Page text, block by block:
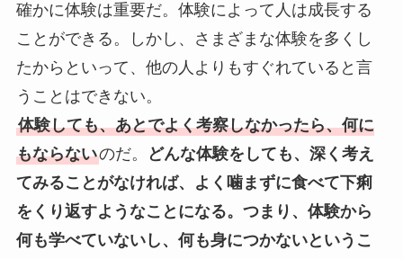
確かに体験は重要だ。体験によって人は成長する
ことができる。しかし、さまざまな体験を多くし
たからといって、他の人よりもすぐれていると言
うことはできない。
体験しても、あとでよく考察しなかったら、何に
もならないのだ。
どんな体験をしても、深く考え
てみることがなければ、よく噛まずに食べて下痢
をくり返すようなことになる。つまり、体験から
何も学べていないし、何も身につかないというこ